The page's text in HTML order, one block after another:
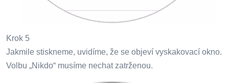
Krok 5
Jakmile stiskneme, uvidíme, že se objeví vyskakovací okno.
Volbu „Nikdo“ musíme nechat zatrženou.